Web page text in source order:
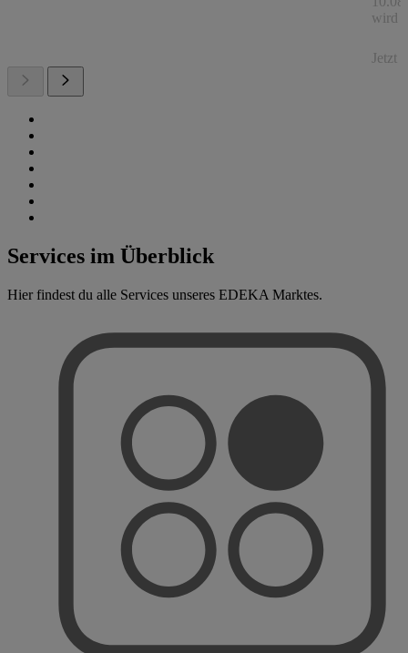
wird
Jetzt
Services im Überblick
Hier findest du alle Services unseres EDEKA Marktes.